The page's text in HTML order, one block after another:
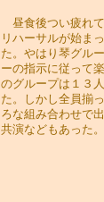
昼食後つい疲れ
リハーサルが始ま
た。やはり琴グル
ーの指示に従って
のグループは１３
た。しかし全員揃
ろな組み合わせで
共演などもあった。